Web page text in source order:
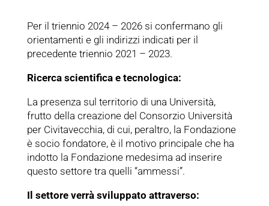
Per il triennio 2024 – 2026 si confermano gli
orientamenti e gli indirizzi indicati per il
precedente triennio 2021 – 2023.
Ricerca scientifica e tecnologica:
La presenza sul territorio di una Università,
frutto della creazione del Consorzio Università
per Civitavecchia, di cui, peraltro, la Fondazione
è socio fondatore, è il motivo principale che ha
indotto la Fondazione medesima ad inserire
questo settore tra quelli “ammessi”.
Il settore verrà sviluppato attraverso: